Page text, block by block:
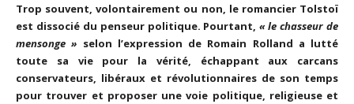
Trop souvent, volontairement ou non, le romancier Tolstoï
est dissocié du penseur politique. Pourtant,« le chasseur de
mensonge » selon l’expression de Romain Rolland a lutté
toute sa vie pour la vérité, échappant aux carcans
conservateurs, libéraux et révolutionnaires de son temps
pour trouver et proposer une voie politique, religieuse et